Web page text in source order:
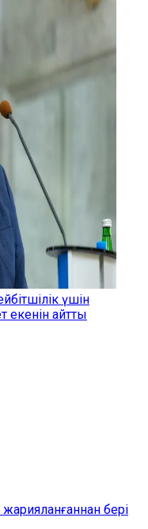
үшін
айтты
бері